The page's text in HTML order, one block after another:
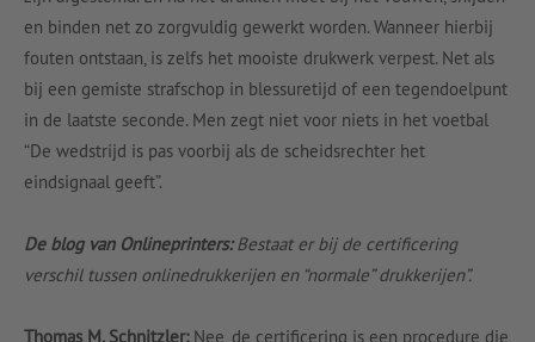
en binden net zo zorgvuldig gewerkt worden. Wanneer hierbij
fouten ontstaan, is zelfs het mooiste drukwerk verpest. Net als
bij een gemiste strafschop in blessuretijd of een tegendoelpunt
in de laatste seconde. Men zegt niet voor niets in het voetbal
“De wedstrijd is pas voorbij als de scheidsrechter het
eindsignaal geeft”.
De blog van Onlineprinters:Bestaat er bij de certificering
verschil tussen onlinedrukkerijen en “normale” drukkerijen”.
Thomas M. Schnitzler:Nee, de certificering is een procedure die